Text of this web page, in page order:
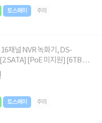
토스페이 주의
채널 NVR 녹화기, DS-
SATA] [PoE 미지원] [6TB 하
토스페이 주의